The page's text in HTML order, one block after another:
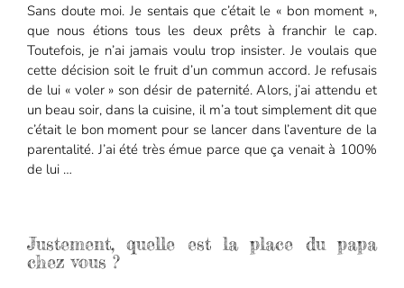
Sans doute moi. Je sentais que c’était le « bon moment »,
que nous étions tous les deux prêts à franchir le cap.
Toutefois, je n’ai jamais voulu trop insister. Je voulais que
cette décision soit le fruit d’un commun accord. Je refusais
de lui « voler » son désir de paternité. Alors, j’ai attendu et
un beau soir, dans la cuisine, il m’a tout simplement dit que
c’était le bon moment pour se lancer dans l’aventure de la
parentalité. J’ai été très émue parce que ça venait à 100%
de lui …
Justement, quelle est la place du papa
chez vous ?